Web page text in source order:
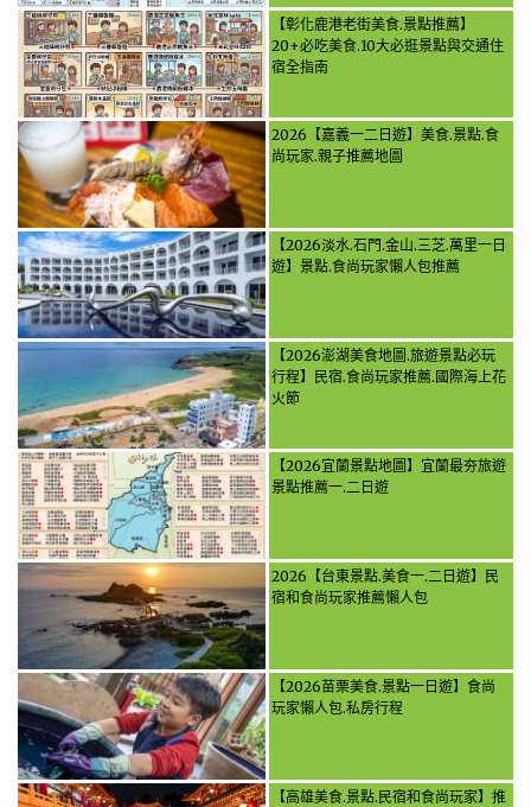
【彰化鹿港老街美食.景點推薦】
20+必吃美食.10大必逛景點與交通住
宿全指南
2026【嘉義一二日遊】美食.景點.食
尚玩家.親子推薦地圖
【2026淡水.石門.金山.三芝.萬里一日
遊】景點.食尚玩家懶人包推薦
【2026澎湖美食地圖.旅遊景點必玩
行程】民宿.食尚玩家推薦.國際海上花
火節
【2026宜蘭景點地圖】宜蘭最夯旅遊
景點推薦一.二日遊
2026【台東景點.美食一.二日遊】民
宿和食尚玩家推薦懶人包
【2026苗栗美食.景點一日遊】食尚
玩家懶人包.私房行程
【高雄美食.景點.民宿和食尚玩家】推